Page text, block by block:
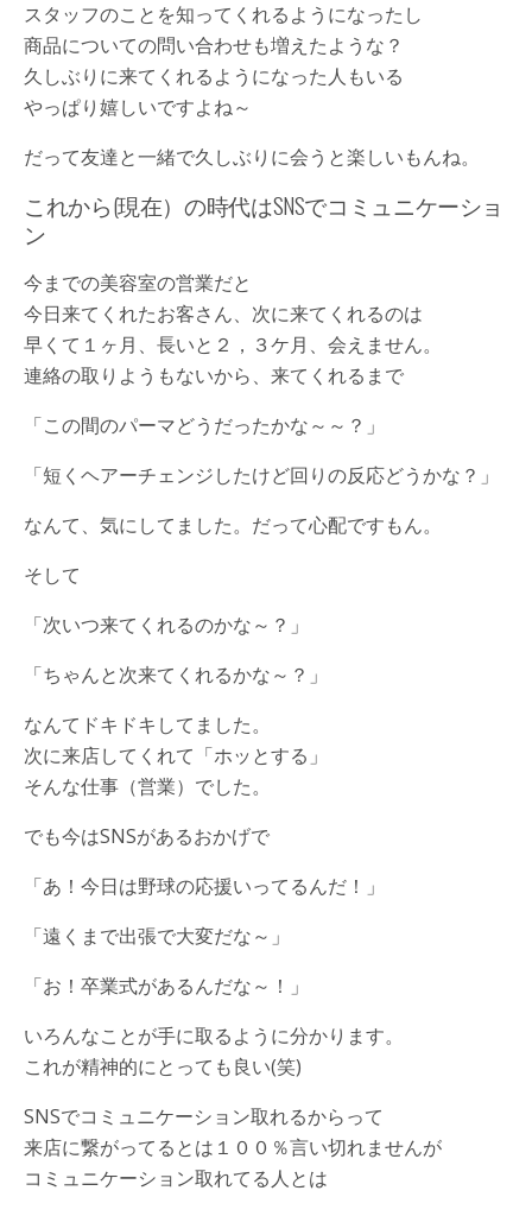
スタッフのことを知ってくれるようになったし
商品についての問い合わせも増えたような？
久しぶりに来てくれるようになった人もいる
やっぱり嬉しいですよね～
だって友達と一緒で久しぶりに会うと楽しいもんね。
これから(現在）の時代はSNSでコミュニケーショ
ン
今までの美容室の営業だと
今日来てくれたお客さん、次に来てくれるのは
早くて１ヶ月、長いと２，３ケ月、会えません。
連絡の取りようもないから、来てくれるまで
「この間のパーマどうだったかな～～？」
「短くヘアーチェンジしたけど回りの反応どうかな？」
なんて、気にしてました。だって心配ですもん。
そして
「次いつ来てくれるのかな～？」
「ちゃんと次来てくれるかな～？」
なんてドキドキしてました。
次に来店してくれて「ホッとする」
そんな仕事（営業）でした。
でも今はSNSがあるおかげで
「あ！今日は野球の応援いってるんだ！」
「遠くまで出張で大変だな～」
「お！卒業式があるんだな～！」
いろんなことが手に取るように分かります。
これが精神的にとっても良い(笑)
SNSでコミュニケーション取れるからって
来店に繋がってるとは１００％言い切れませんが
コミュニケーション取れてる人とは